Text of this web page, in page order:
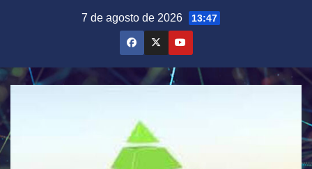
7 de agosto de 2026 13:47